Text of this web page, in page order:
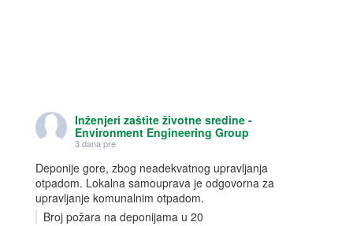
Inženjeri zaštite životne sredine -
Environment Engineering Group
3 dana pre
Deponije gore, zbog neadekvatnog upravljanja
otpadom. Lokalna samouprava je odgovorna za
upravljanje komunalnim otpadom.
Broj požara na deponijama u 20